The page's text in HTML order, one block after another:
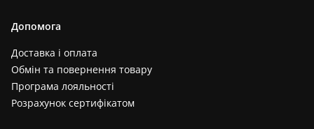
Допомога
Доставка і оплата
Обмін та повернення товару
Програма лояльності
Розрахунок сертифікатом